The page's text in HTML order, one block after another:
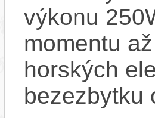
výkonu
momentu
horských
bezezbytku